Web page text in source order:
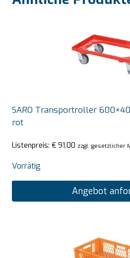
SARO Transportroller
rot
Listenpreis: € 91,00 zzgl. gesetzlicher
Vorrätig
Angebot